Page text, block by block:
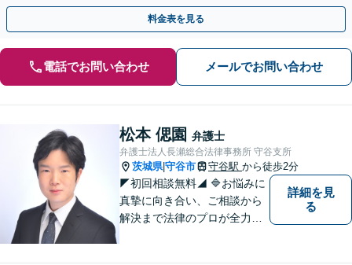
料金表を見る
電話でお問い合わせ メールでお問い合わせ
松本 偲園 弁護士
弁護士法人長瀬総合法律事務所 守谷支所
茨城県|守谷市 守谷駅 から徒歩2分
◤初回相談無料◢ 🔷お悩みに
真摯に向き合い、ご相談から
解決まで法律のプロが全力で
詳細を見
る